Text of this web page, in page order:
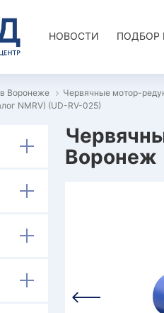
НОВОСТИ ПОДБОР
Воронеже Червячные мотор-
NMRV) (UD-RV-025)
Воронеж